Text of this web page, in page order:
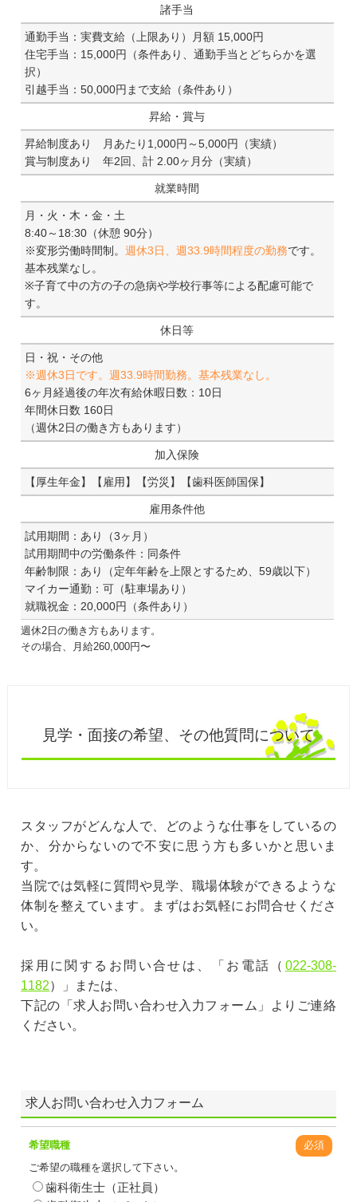
諸手当
通勤手当：実費支給（上限あり）月額 15,000円
住宅手当：15,000円（条件あり、通勤手当とどちらかを選
択）
引越手当：50,000円まで支給（条件あり）
昇給・賞与
昇給制度あり 月あたり1,000円～5,000円（実績）
賞与制度あり 年2回、計 2.00ヶ月分（実績）
就業時間
月・火・木・金・土
8:40～18:30（休憩 90分）
※変形労働時間制。週休3日、週33.9時間程度の勤務です。
基本残業なし。
※子育て中の方の子の急病や学校行事等による配慮可能で
す。
休日等
日・祝・その他
※週休3日です。週33.9時間勤務。基本残業なし。
6ヶ月経過後の年次有給休暇日数：10日
年間休日数 160日
（週休2日の働き方もあります）
加入保険
【厚生年金】【雇用】【労災】【歯科医師国保】
雇用条件他
試用期間：あり（3ヶ月）
試用期間中の労働条件：同条件
年齢制限：あり（定年年齢を上限とするため、59歳以下）
マイカー通勤：可（駐車場あり）
就職祝金：20,000円（条件あり）
週休2日の働き方もあります。
その場合、月給260,000円〜
見学・面接の希望、その他質問について
スタッフがどんな人で、どのような仕事をしているの
か、分からないので不安に思う方も多いかと思いま
す。
当院では気軽に質問や見学、職場体験ができるような
体制を整えています。まずはお気軽にお問合せくださ
い。
採用に関するお問い合せは、「お電話（ 022-308-
1182）」または、
下記の「求人お問い合わせ入力フォーム」よりご連絡
ください。
求人お問い合わせ入力フォーム
希望職種
必須
ご希望の職種を選択して下さい。
歯科衛生士（正社員）